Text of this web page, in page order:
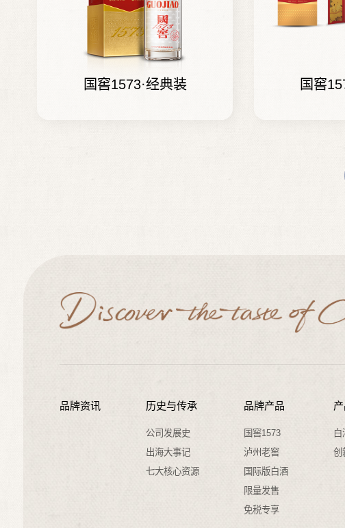
国窖1573·经典装 国窖
品牌资讯 历史与传承
公司发展史
出海大事记
七大核心资源
品牌产品
国窖1573
泸州老窖
国际版白酒
限量发售
免税专享
白
创